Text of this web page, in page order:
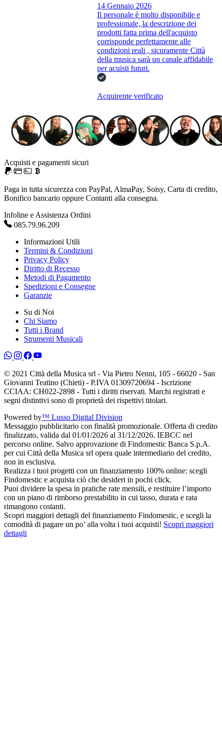
14 Gennaio 2026
Il personale è molto disponibile e
professionale, la descrizione dei
prodotti fatta prima dell'acquisto
corrisponde perfettamente alle
condizioni reali , sicuramente Città
della musica sarà un canale affidabile
per acuisti futuri.
Acquirente verificato
Acquisti e pagamenti sicuri
Paga in tutta sicurezza con PayPal, AlmaPay, Soisy, Carta di credito,
Bonifico bancario oppure Contanti alla consegna.
Infoline e Assistenza Ordini
085.79.96.209
Informazioni Utili
Termini & Condizioni
Privacy Policy
Diritto di Recesso
Metodi di Pagamento
Spedizioni e Consegne
Garanzie
Su di Noi
Chi Siamo
Tutti i Brand
Strumenti Musicali
© 2021 Città della Musica srl - Via Pietro Nenni, 105 - 66020 - San
Giovanni Teatino (Chieti) - P.IVA 01309720694 - Iscrizione
CCIAA: CH022-2898 - Tutti i diritti riservati. Marchi registrati e
segni distintivi sono di proprietà dei rispettivi titolari.
Powered by™ Lusso Digital Division
Messaggio pubblicitario con finalità promozionale. Offerta di credito
finalizzato, valida dal 01/01/2026 al 31/12/2026. IEBCC nel
percorso online. Salvo approvazione di Findomestic Banca S.p.A.
per cui Città della Musica srl opera quale intermediario del credito,
non in esclusiva.
Realizza i tuoi progetti con un finanziamento 100% online: scegli
Findomestic e acquista ciò che desideri in pochi click.
Puoi dividere la spesa in pratiche rate mensili, e restituire l’importo
con un piano di rimborso prestabilito in cui tasso, durata e rata
rimangono costanti.
Scopri maggiori dettagli del finanziamento Findomestic, e scegli la
comodità di pagare un po’ alla volta i tuoi acquisti! Scopri maggiori
dettagli